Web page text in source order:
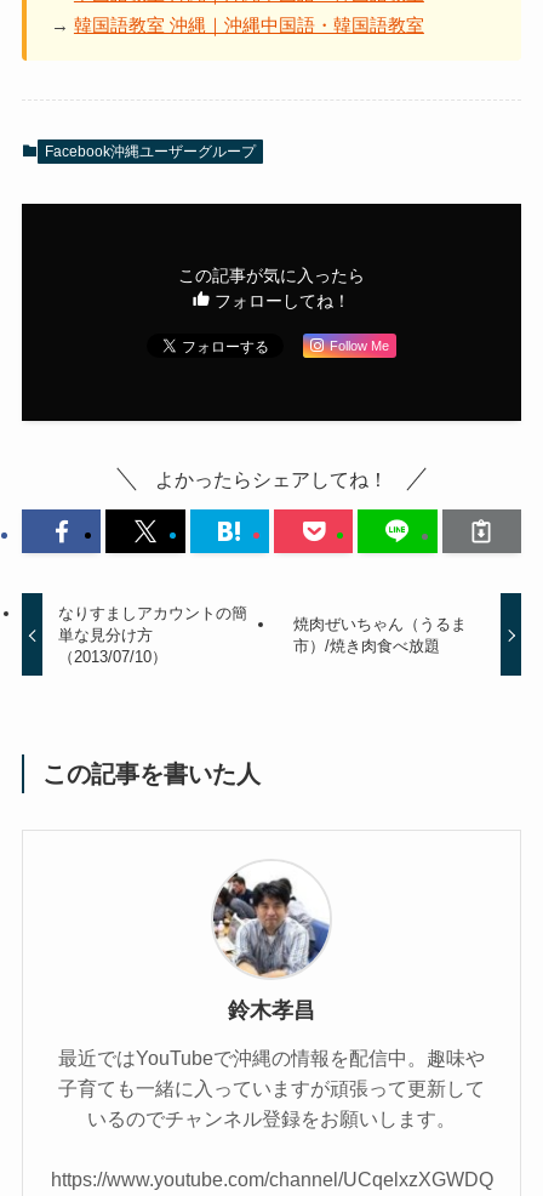
→ 韓国語教室 沖縄｜沖縄中国語・韓国語教室
Facebook沖縄ユーザーグループ
この記事が気に入ったら
フォローしてね！
Follow Me
よかったらシェアしてね！
なりすましアカウントの簡
単な見分け方
（2013/07/10）
焼肉ぜいちゃん（うるま
市）/焼き肉食べ放題
この記事を書いた人
鈴木孝昌
最近ではYouTubeで沖縄の情報を配信中。趣味や
子育ても一緒に入っていますが頑張って更新して
いるのでチャンネル登録をお願いします。
https://www.youtube.com/channel/UCqelxzXGWDQ